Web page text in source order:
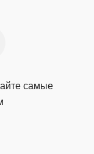
самые